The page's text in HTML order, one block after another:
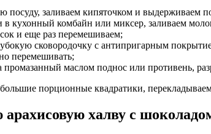
заливаем кипяточком и выдерживаем
в кухонный комбайн или миксер, заливаем
и еще раз перемешиваем;
сковородочку с антипригарным
перемешивать;
маслом поднос или противень,
порционные квадратики,
халву с